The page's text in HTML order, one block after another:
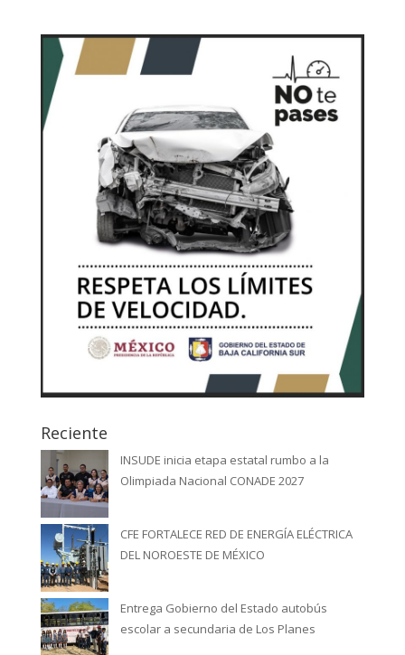
Reciente
INSUDE inicia etapa estatal rumbo a la
Olimpiada Nacional CONADE 2027
CFE FORTALECE RED DE ENERGÍA ELÉCTRICA
DEL NOROESTE DE MÉXICO
Entrega Gobierno del Estado autobús
escolar a secundaria de Los Planes